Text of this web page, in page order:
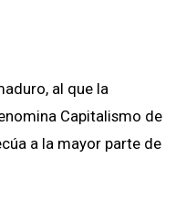
al que la
Capitalismo de
a la mayor parte de